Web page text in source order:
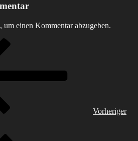
um einen Kommentar abzugeben.
Vorheriger